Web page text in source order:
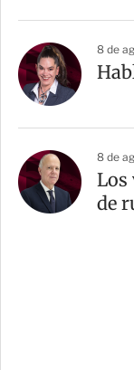
8 de
8 de
Los
de